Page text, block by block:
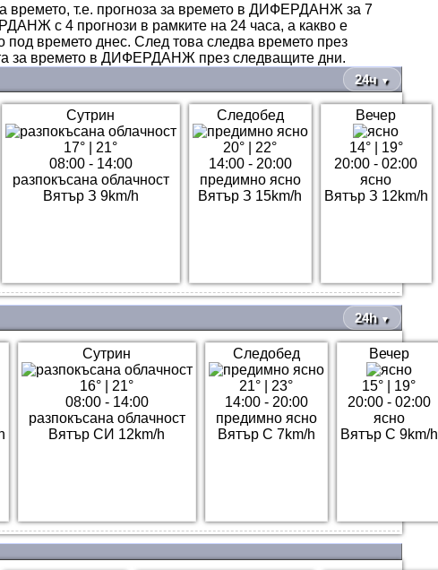
времето, т.е. прогноза за времето в ДИФЕРДАНЖ за 7
с 4 прогнози в рамките на 24 часа, а какво е
времето днес. След това следва времето през
за времето в ДИФЕРДАНЖ през следващите дни.
24ч ▼
Сутрин
17°
21°
08:00 - 14:00
разпокъсана облачност
Вятър З 9km/h
Следобед
20°
22°
14:00 - 20:00
предимно ясно
Вятър З 15km/h
Вечер
14°| 19°
20:00 - 02:00
ясно
Вятър З 12km/h
24h ▼
Сутрин
16°
21°
08:00 - 14:00
разпокъсана облачност
Вятър СИ 12km/h
Следобед
21°
23°
14:00 - 20:00
предимно ясно
Вятър С 7km/h
Вечер
15°
19°
20:00 - 02:00
ясно
Вятър С 9km/h